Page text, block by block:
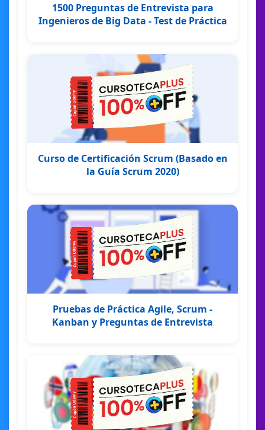
1500 Preguntas de Entrevista para
Ingenieros de Big Data - Test de Práctica
Curso de Certificación Scrum (Basado en
la Guía Scrum 2020)
Pruebas de Práctica Agile, Scrum -
Kanban y Preguntas de Entrevista